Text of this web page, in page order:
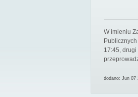
W imieniu
17:45,
dodano: Jun 07